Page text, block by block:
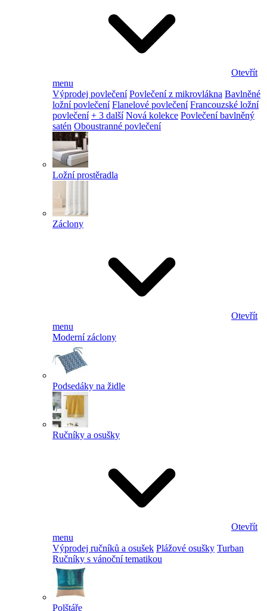
Otevřít
menu
Výprodej povlečení Povlečení z mikrovlákna Bavlněné
ložní povlečení Flanelové povlečení Francouzské ložní
povlečení + 3 další Nová kolekce Povlečení bavlněný
satén Oboustranné povlečení
Ložní prostěradla
Záclony
Otevřít
menu
Moderní záclony
Podsedáky na židle
Ručníky a osušky
Otevřít
menu
Výprodej ručníků a osušek Plážové osušky Turban
Ručníky s vánoční tematikou
Polštáře